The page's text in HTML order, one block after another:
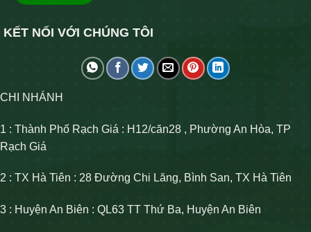
KẾT NỐI VỚI CHÚNG TÔI
CHI NHÁNH
1 : Thành Phố Rạch Giá : H12/căn28 , Phường An Hòa, TP
Rạch Giá
2 : TX Hà Tiên : 28 Đường Chi Lăng, Bình San, TX Hà Tiên
3 : Huyện An Biên : QL63 TT Thứ Ba, Huyện An Biên